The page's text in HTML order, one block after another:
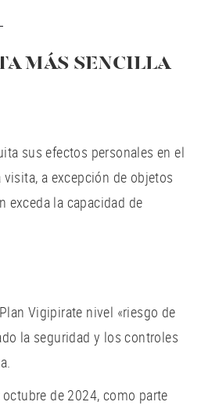
MÁS SENCILLA
sus efectos personales en el
a excepción de objetos
exceda la capacidad de
Vigipirate nivel «riesgo de
la seguridad y los controles
de 2024, como parte